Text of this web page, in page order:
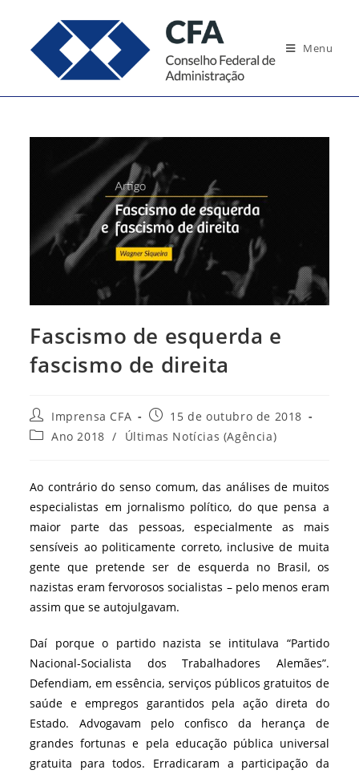
conteúdo
Menu
Fascismo de esquerda e
fascismo de direita
Autor
do
post:
Imprensa CFA
Post
publicado:
15 de outubro de 2018
Categoria
Ano 2018 / Últimas Notícias (Agência)
Ao contrário do senso comum, das análises de muitos
especialistas em jornalismo político, do que pensa a
maior parte das pessoas, especialmente as mais
sensíveis ao politicamente correto, inclusive de muita
gente que pretende ser de esquerda no Brasil, os
nazistas eram fervorosos socialistas – pelo menos eram
assim que se autojulgavam.
Daí porque o partido nazista se intitulava “Partido
Nacional-Socialista dos Trabalhadores Alemães”.
Defendiam, em essência, serviços públicos gratuitos de
saúde e empregos garantidos pela ação direta do
Estado. Advogavam pelo confisco da herança de
grandes fortunas e pela educação pública universal
gratuita para todos. Erradicaram a participação da